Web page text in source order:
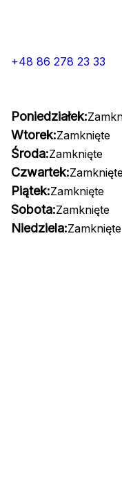
+48 86 278 23 33
Poniedziałek:
Wtorek:Zamknięte
Środa:Zamknięte
Czwartek:
Piątek:Zamknięte
Sobota:Zamknięte
Niedziela:Zamknięte